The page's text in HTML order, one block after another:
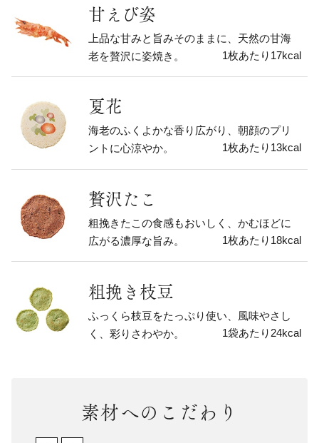
甘えび姿
上品な甘みと旨みそのままに、天然の甘海
老を贅沢に姿焼き。
1枚あたり17kcal
夏花
海老のふくよかな香り広がり、朝顔のプリ
ントに心涼やか。
1枚あたり13kcal
贅沢たこ
粗挽きたこの食感もおいしく、かむほどに
広がる濃厚な旨み。
1枚あたり18kcal
粗挽き枝豆
ふっくら枝豆をたっぷり使い、風味やさし
く、彩りさわやか。
1袋あたり24kcal
素材へのこだわり